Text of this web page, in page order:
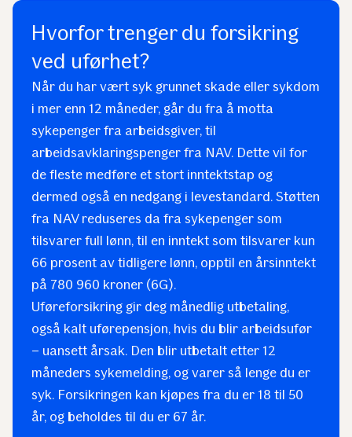
Hvorfor trenger du forsikring
ved uførhet?
Når du har vært syk grunnet skade eller sykdom
i mer enn 12 måneder, går du fra å motta
sykepenger fra arbeidsgiver, til
arbeidsavklaringspenger fra NAV. Dette vil for
de fleste medføre et stort inntektstap og
dermed også en nedgang i levestandard. Støtten
fra NAV reduseres da fra sykepenger som
tilsvarer full lønn, til en inntekt som tilsvarer kun
66 prosent av tidligere lønn, opptil en årsinntekt
på 780 960 kroner (6G).
Uføreforsikring gir deg månedlig utbetaling,
også kalt uførepensjon, hvis du blir arbeidsufør
– uansett årsak. Den blir utbetalt etter 12
måneders sykemelding, og varer så lenge du er
syk. Forsikringen kan kjøpes fra du er 18 til 50
år, og beholdes til du er 67 år.